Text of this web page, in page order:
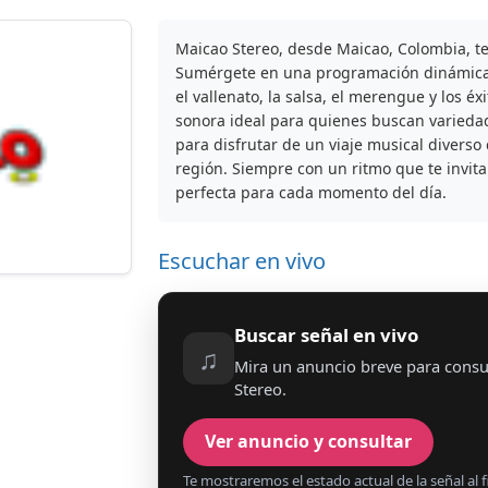
Maicao Stereo, desde Maicao, Colombia,
Sumérgete en una programación
el vallenato, la salsa, el merengue y los
sonora ideal para quienes buscan
para disfrutar de un viaje musical
región. Siempre con un ritmo que te
perfecta para cada momento del día.
Escuchar en vivo
♫
Buscar señal en vivo
Mira un anuncio breve para
Stereo.
Ver anuncio y consultar
Te mostraremos el estado actual de la señal al